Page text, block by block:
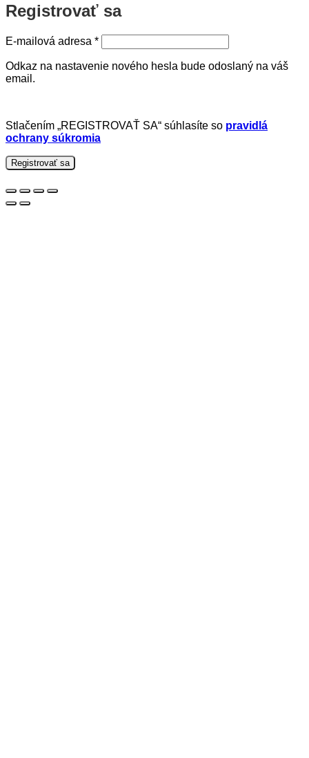
Registrovať sa
E-mailová adresa *Povinné
Odkaz na nastavenie nového hesla bude odoslaný na váš
email.
Stlačením „REGISTROVAŤ SA“ súhlasíte so pravidlá
ochrany súkromia
Registrovať sa